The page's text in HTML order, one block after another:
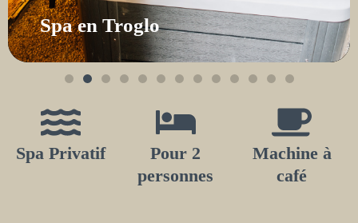
Spa en Troglo
Spa Privatif
Pour 2
personnes
Machine à
café